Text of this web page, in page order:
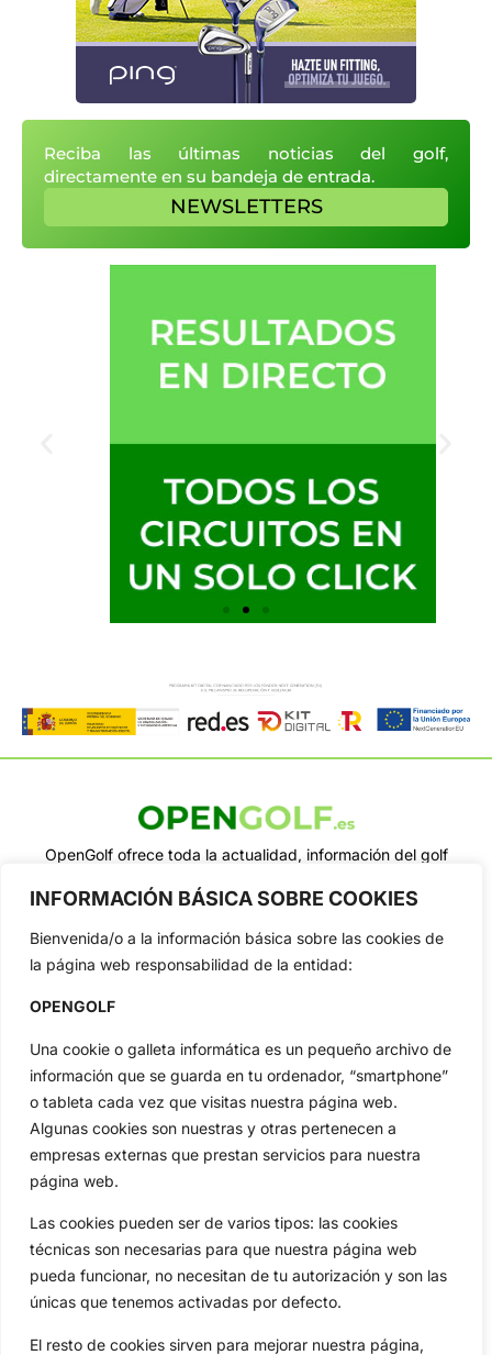
INFORMACIÓN BÁSICA SOBRE COOKIES
Bienvenida/o a la información básica sobre las cookies de
la página web responsabilidad de la entidad:
OPENGOLF
Una cookie o galleta informática es un pequeño archivo de
información que se guarda en tu ordenador, “smartphone”
o tableta cada vez que visitas nuestra página web.
Algunas cookies son nuestras y otras pertenecen a
empresas externas que prestan servicios para nuestra
página web.
Las cookies pueden ser de varios tipos: las cookies
técnicas son necesarias para que nuestra página web
pueda funcionar, no necesitan de tu autorización y son las
únicas que tenemos activadas por defecto.
El resto de cookies sirven para mejorar nuestra página,
Reciba las últimas noticias del golf,
directamente en su bandeja de entrada.
NEWSLETTERS
OpenGolf ofrece toda la actualidad, información del golf
Jon Rahm, LIV Golf, PGA Tour, Ryder Cup, DP World Tour, LPGA
Categorias
Inicio
Actualidad
Amateurs
Circuitos
Especiales
Vídeos
De Interés
Compañía
Aviso Legal
Política de Privacidad
Política de Cookies
Publicidad
Newsletters